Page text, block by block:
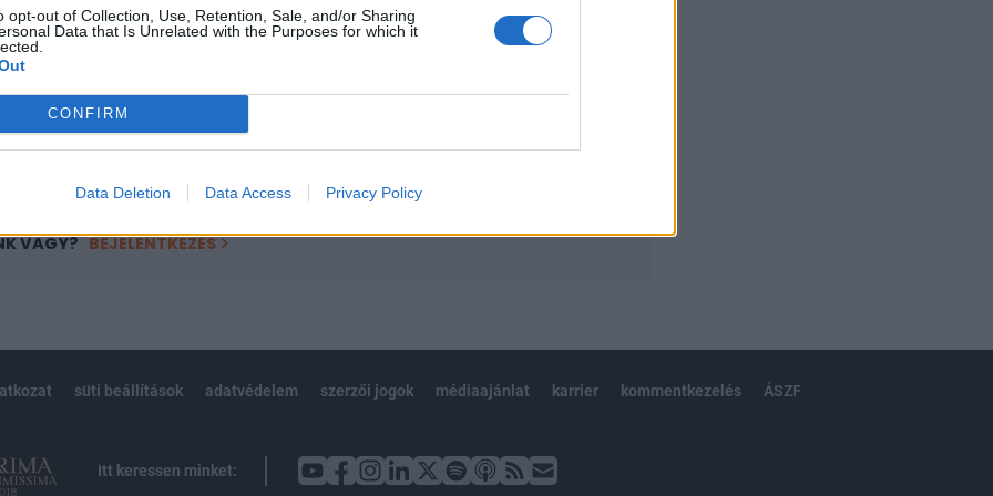
opt-out of Collection, Use, Retention, Sale, and/or Sharing
Data that Is Unrelated with the Purposes for which it
CONFIRM
Data Deletion Data Access Privacy Policy
tartalmazza:
cikkarchívum
elmúlt 2 év napon belüli
VAGY? BEJELENTKEZÉS
süti beállítások adatvédelem szerzői jogok médiaajánlat karrier kommentkezelés ÁSZF
Itt keressen minket: